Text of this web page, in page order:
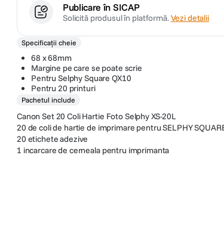
Publicare în SICAP
Solicită produsul în platformă.Vezi detalii
Specificații cheie
68 x 68mm
Margine pe care se poate scrie
Pentru Selphy Square QX10
Pentru 20 printuri
Pachetul include
Canon Set 20 Coli Hartie Foto Selphy XS-20L
20 de coli de hartie de imprimare pentru SELPHY
20 etichete adezive
1 incarcare de cerneala pentru imprimanta